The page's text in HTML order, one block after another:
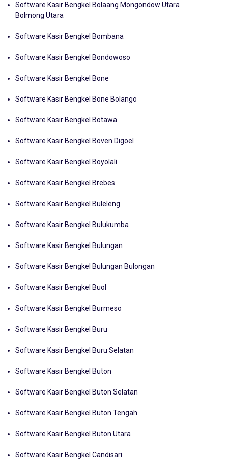
Software Kasir Bengkel Bolaang Mongondow Utara
Bolmong Utara
Software Kasir Bengkel Bombana
Software Kasir Bengkel Bondowoso
Software Kasir Bengkel Bone
Software Kasir Bengkel Bone Bolango
Software Kasir Bengkel Botawa
Software Kasir Bengkel Boven Digoel
Software Kasir Bengkel Boyolali
Software Kasir Bengkel Brebes
Software Kasir Bengkel Buleleng
Software Kasir Bengkel Bulukumba
Software Kasir Bengkel Bulungan
Software Kasir Bengkel Bulungan Bulongan
Software Kasir Bengkel Buol
Software Kasir Bengkel Burmeso
Software Kasir Bengkel Buru
Software Kasir Bengkel Buru Selatan
Software Kasir Bengkel Buton
Software Kasir Bengkel Buton Selatan
Software Kasir Bengkel Buton Tengah
Software Kasir Bengkel Buton Utara
Software Kasir Bengkel Candisari